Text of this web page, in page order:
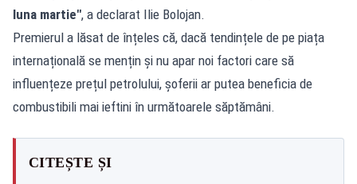
luna martie", a declarat Ilie Bolojan.
Premierul a lăsat de înțeles că, dacă tendințele de pe piața
internațională se mențin și nu apar noi factori care să
influențeze prețul petrolului, șoferii ar putea beneficia de
combustibili mai ieftini în următoarele săptămâni.
CITEȘTE ȘI